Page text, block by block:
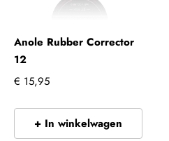
Anole Rubber Corrector
12
€ 15,95
+ In winkelwagen